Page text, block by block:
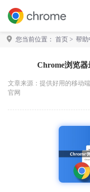
您当前位置： 首页 > 帮助
Chrome浏览
文章来源： 提供好用的移动
官网